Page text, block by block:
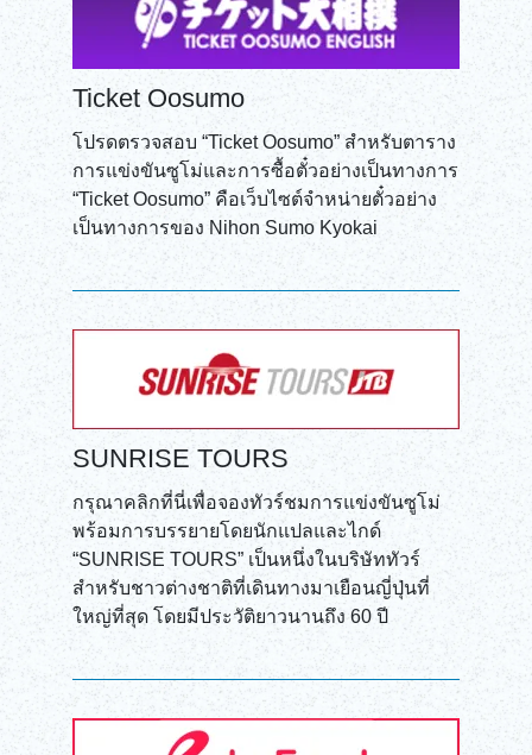
中文(繁體/正體)
ภาษาไทย
DEUTSCH
ITALIANO
ESPAÑOL
FRANÇAIS
Copy URL
Ticket Oosumo
โปรดตรวจสอบ “Ticket Oosumo” สำหรับตาราง
การแข่งขันซูโม่และการซื้อตั๋วอย่างเป็นทางการ
“Ticket Oosumo” คือเว็บไซต์จำหน่ายตั๋วอย่าง
เป็นทางการของ Nihon Sumo Kyokai
SUNRISE TOURS
กรุณาคลิกที่นี่เพื่อจองทัวร์ชมการแข่งขันซูโม่
พร้อมการบรรยายโดยนักแปลและไกด์
“SUNRISE TOURS” เป็นหนึ่งในบริษัททัวร์
สำหรับชาวต่างชาติที่เดินทางมาเยือนญี่ปุ่นที่
ใหญ่ที่สุด โดยมีประวัติยาวนานถึง 60 ปี